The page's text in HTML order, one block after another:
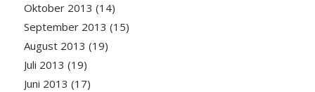
Oktober 2013 (14)
September 2013 (15)
August 2013 (19)
Juli 2013 (19)
Juni 2013 (17)